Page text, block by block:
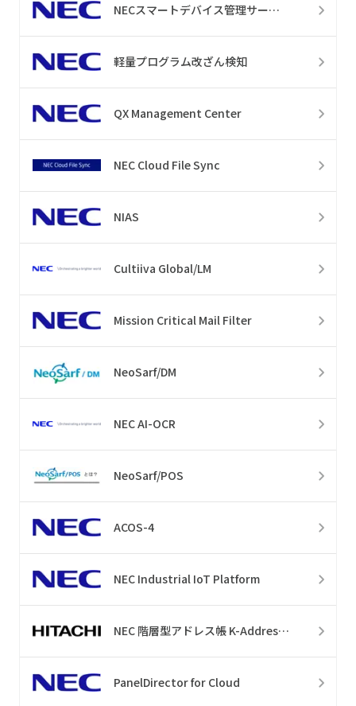
NECスマートデバイス管理サービス
軽量プログラム改ざん検知
QX Management Center
NEC Cloud File Sync
NIAS
Cultiiva Global/LM
Mission Critical Mail Filter
NeoSarf/DM
NEC AI-OCR
NeoSarf/POS
ACOS-4
NEC Industrial IoT Platform
NEC 階層型アドレス帳 K-AddressBook
PanelDirector for Cloud